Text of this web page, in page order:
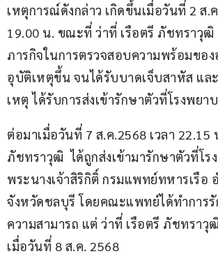
เหตุการณ์ดังกล่าว เกิดขึ้นเมื่อวันที่ 2 ส.
19.00 น. ขณะที่ ว่าที่ เรือตรี ภัชทราวุฒิ
ภารกิจในการตรวจสอบความพร้อมของ
อุบัติเหตุขึ้น จนได้รับบาดเจ็บสาหัส แล
เหตุ ได้รับการส่งเข้ารักษาตัวที่โรงพย
ต่อมาเมื่อวันที่ 7 ส.ค.2568 เวลา 22.15
ภัชทราวุฒิ  ได้ถูกส่งเข้ามารักษาตัวที่โร
พระนางเจ้าสิริกิติ์ กรมแพทย์ทหารเรือ
จังหวัดชลบุรี โดยคณะแพทย์ได้ทำการรั
ความสามารถ แต่ ว่าที่ เรือตรี ภัชทราวุ
เมื่อวันที่ 8 ส.ค. 2568